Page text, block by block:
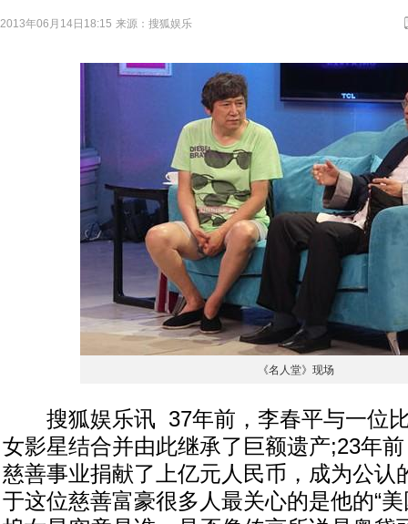
2013年06月14日18:15 来源： 搜狐娱乐
《名人堂》现场
搜狐娱乐讯 37年前，李春平与一位比
女影星结合并由此继承了巨额遗产;23年
慈善事业捐献了上亿元人民币，成为公认
于这位慈善富豪很多人最关心的是他的“